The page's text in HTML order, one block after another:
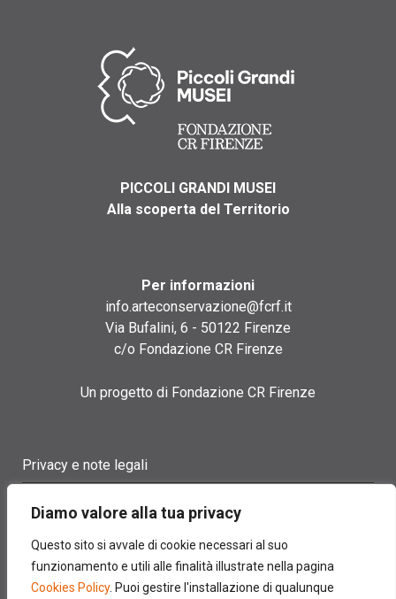
Diamo valore alla tua privacy
Questo sito si avvale di cookie necessari al suo
funzionamento e utili alle finalità illustrate nella pagina
Cookies Policy. Puoi gestire l'installazione di qualunque
PICCOLI GRANDI MUSEI
Alla scoperta del Territorio
Per informazioni
info.arteconservazione@fcrf.it
Via Bufalini, 6 - 50122 Firenze
c/o Fondazione CR Firenze
Un progetto di Fondazione CR Firenze
Privacy e note legali
Cookie policy
Contatti